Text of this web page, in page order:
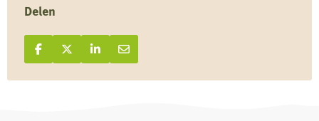
Delen
Deel op Facebook
Deel
op
Deel op X
Deel
op
Deel op LinkedIn
Deel
op
Deel via e-mail
Deel
via